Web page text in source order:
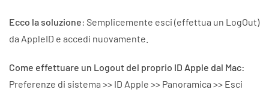
Ecco la soluzione: Semplicemente esci (effettua un LogOut)
da AppleID e accedi nuovamente.
Come effettuare un Logout del proprio ID Apple dal Mac:
Preferenze di sistema >> ID Apple >> Panoramica >> Esci